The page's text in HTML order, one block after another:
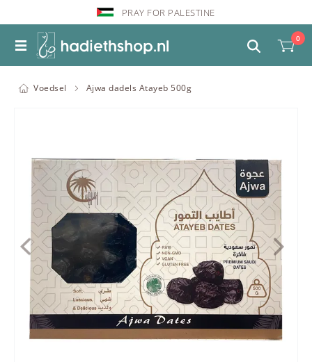
PRAY FOR PALESTINE
0
Voedsel Ajwa dadels Atayeb 500g